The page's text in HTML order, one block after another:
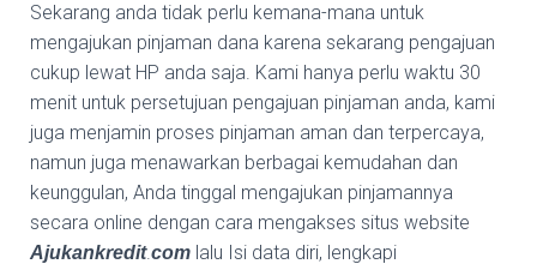
Sekarang anda tidak perlu kemana-mana untuk
mengajukan pinjaman dana karena sekarang pengajuan
cukup lewat HP anda saja. Kami hanya perlu waktu 30
menit untuk persetujuan pengajuan pinjaman anda, kami
juga menjamin proses pinjaman aman dan terpercaya,
namun juga menawarkan berbagai kemudahan dan
keunggulan, Anda tinggal mengajukan pinjamannya
secara online dengan cara mengakses situs website
Ajukankredit.com lalu Isi data diri, lengkapi